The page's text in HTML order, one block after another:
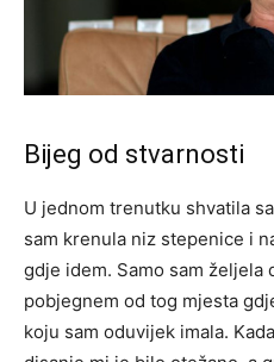
Bijeg od stvarnosti
U jednom trenutku shvatila
sam krenula niz stepenice i
gdje idem. Samo sam željela
pobjegnem od tog mjesta
koju sam oduvijek imala.